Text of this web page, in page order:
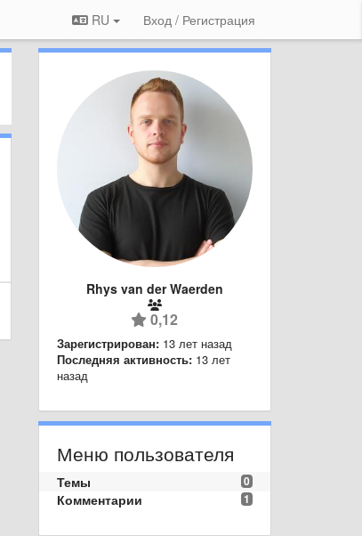
RU Вход / Регистрация
Rhys van der Waerden
0,12
Зарегистрирован: 13 лет назад
Последняя активность: 13 лет
назад
Меню пользователя
0
Темы
1
Комментарии